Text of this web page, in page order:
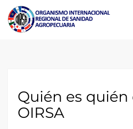
Quién es quién
OIRSA